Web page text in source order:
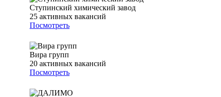
Ступинский химический завод
25 активных вакансий
Посмотреть
Вира групп
20 активных вакансий
Посмотреть